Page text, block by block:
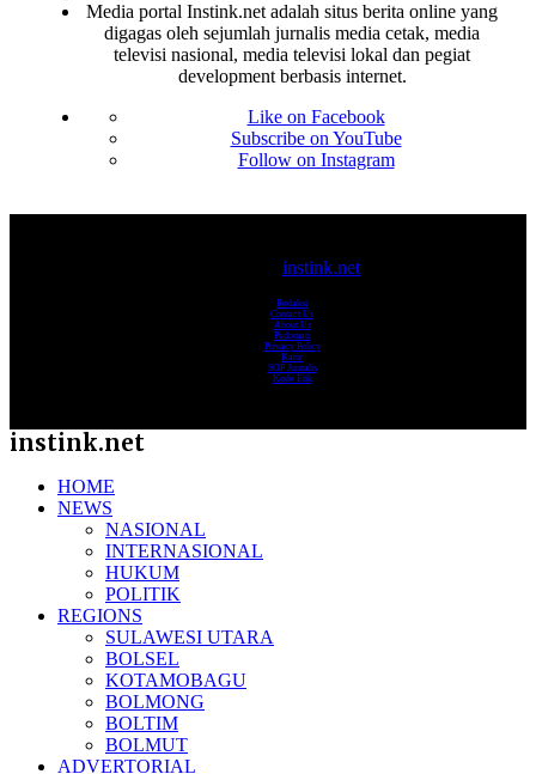
Media portal Instink.net adalah situs berita online yang
digagas oleh sejumlah jurnalis media cetak, media
televisi nasional, media televisi lokal dan pegiat
development berbasis internet.
Like on Facebook
Subscribe on YouTube
Follow on Instagram
instink.net
Redaksi
Contact Us
About Us
Pedoman
Privacy Policy
Karir
SOP Jurnalis
Kode Etik
instink.net
HOME
NEWS
NASIONAL
INTERNASIONAL
HUKUM
POLITIK
REGIONS
SULAWESI UTARA
BOLSEL
KOTAMOBAGU
BOLMONG
BOLTIM
BOLMUT
ADVERTORIAL